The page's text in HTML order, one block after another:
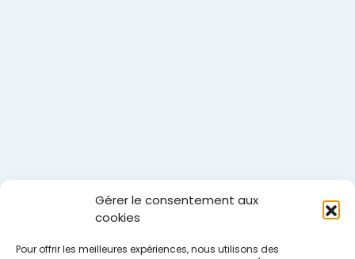
Gérer le consentement aux
cookies
Pour offrir les meilleures expériences, nous utilisons des